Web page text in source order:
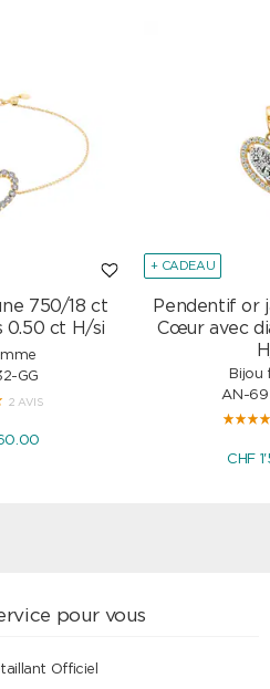
750/18 ct
0.50 ct H/si
GG
2 AVIS
+ CADEAU
Pendentif or
Cœur avec
Bijou
AN-
CHF
pour vous
Officiel